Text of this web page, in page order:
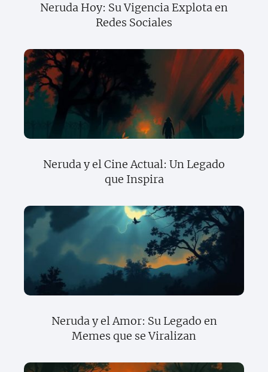
Neruda Hoy: Su Vigencia Explota en
Redes Sociales
Neruda y el Cine Actual: Un Legado
que Inspira
Neruda y el Amor: Su Legado en
Memes que se Viralizan